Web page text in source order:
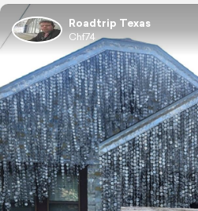
Roadtrip Texas
Chf74